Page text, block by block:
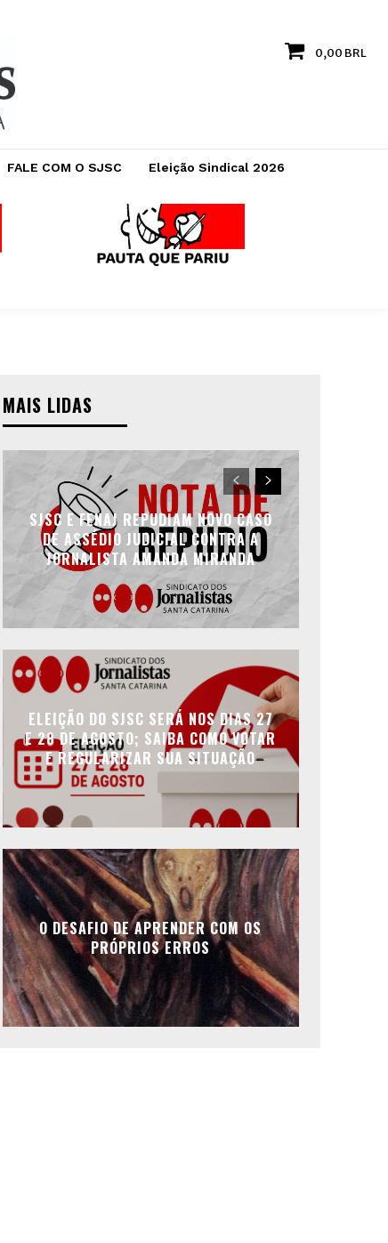
0,00 BRL
FALE COM O SJSC Eleição Sindical 2026
MAIS LIDAS
SJSC E FENAJ REPUDIAM NOVO CASO
DE ASSÉDIO JUDICIAL CONTRA A
JORNALISTA AMANDA MIRANDA
ELEIÇÃO DO SJSC SERÁ NOS DIAS 27
E 28 DE AGOSTO; SAIBA COMO VOTAR
E REGULARIZAR SUA SITUAÇÃO
O DESAFIO DE APRENDER COM OS
PRÓPRIOS ERROS